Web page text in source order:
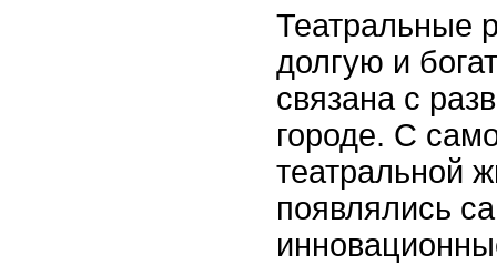
Театральные
долгую и
связана с
городе. С
театральной
появлялись